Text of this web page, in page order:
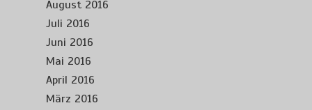
August 2016
Juli 2016
Juni 2016
Mai 2016
April 2016
März 2016